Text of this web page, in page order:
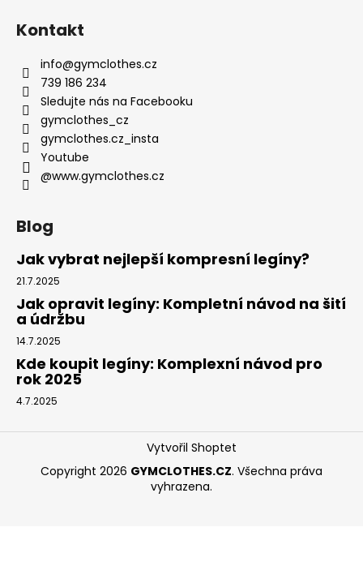
Kontakt
info@gymclothes.cz
739 186 234
Sledujte nás na Facebooku
gymclothes_cz
gymclothes.cz_insta
Youtube
@www.gymclothes.cz
Blog
Jak vybrat nejlepší kompresní legíny?
21.7.2025
Jak opravit legíny: Kompletní návod na šití
a údržbu
14.7.2025
Kde koupit legíny: Komplexní návod pro
rok 2025
4.7.2025
Vytvořil Shoptet
Copyright 2026 GYMCLOTHES.CZ. Všechna práva
vyhrazena.